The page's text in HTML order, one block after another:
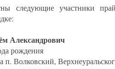
следующие участники
Александрович
рождения
п. Волковский,